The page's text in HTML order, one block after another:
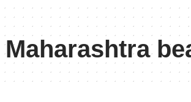
Maharashtra